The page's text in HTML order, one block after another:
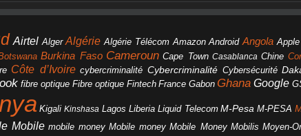
Airtel Alger Algérie Algérie Télécom Amazon Android Angola Apple
Burkina Faso Cameroun Cape Town Casablanca Chine
Côte d’Ivoire cybercriminalité Cybercriminalité Cybersécurité
fibre optique Fibre optique Fintech France Gabon Ghana Google
Kigali Kinshasa Lagos Liberia Liquid Telecom M-Pesa M-PESA
Mobile mobile money Mobile money Mobile Money Mobilis Moyen-